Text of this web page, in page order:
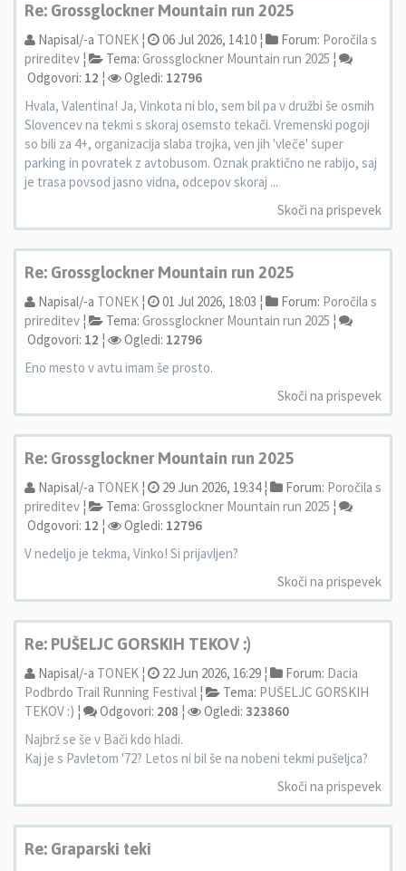
Re: Grossglockner Mountain run 2025
Napisal/-a TONEK ¦ 06 Jul 2026, 14:10 ¦ Forum: Poročila s
prireditev ¦ Tema: Grossglockner Mountain run 2025 ¦
Odgovori: 12 ¦ Ogledi: 12796
Hvala, Valentina! Ja, Vinkota ni blo, sem bil pa v družbi še osmih
Slovencev na tekmi s skoraj osemsto tekači. Vremenski pogoji
so bili za 4+, organizacija slaba trojka, ven jih 'vleče' super
parking in povratek z avtobusom. Oznak praktično ne rabijo, saj
je trasa povsod jasno vidna, odcepov skoraj ...
Skoči na prispevek
Re: Grossglockner Mountain run 2025
Napisal/-a TONEK ¦ 01 Jul 2026, 18:03 ¦ Forum: Poročila s
prireditev ¦ Tema: Grossglockner Mountain run 2025 ¦
Odgovori: 12 ¦ Ogledi: 12796
Eno mesto v avtu imam še prosto.
Skoči na prispevek
Re: Grossglockner Mountain run 2025
Napisal/-a TONEK ¦ 29 Jun 2026, 19:34 ¦ Forum: Poročila s
prireditev ¦ Tema: Grossglockner Mountain run 2025 ¦
Odgovori: 12 ¦ Ogledi: 12796
V nedeljo je tekma, Vinko! Si prijavljen?
Skoči na prispevek
Re: PUŠELJC GORSKIH TEKOV :)
Napisal/-a TONEK ¦ 22 Jun 2026, 16:29 ¦ Forum: Dacia
Podbrdo Trail Running Festival ¦ Tema: PUŠELJC GORSKIH
TEKOV :) ¦ Odgovori: 208 ¦ Ogledi: 323860
Najbrž se še v Bači kdo hladi.
Kaj je s Pavletom '72? Letos ni bil še na nobeni tekmi pušeljca?
Skoči na prispevek
Re: Graparski teki